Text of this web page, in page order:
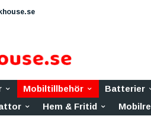
Mobiltillbehör Batterier
Hem & Fritid